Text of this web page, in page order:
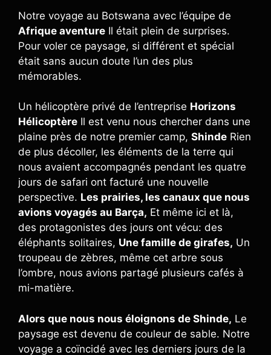
Notre voyage au Botswana avec l’équipe de
Afrique aventure Il était plein de surprises.
Pour voler ce paysage, si différent et spécial
était sans aucun doute l’un des plus
mémorables.
Un hélicoptère privé de l’entreprise Horizons
Hélicoptère Il est venu nous chercher dans une
plaine près de notre premier camp, Shinde Rien
de plus décoller, les éléments de la terre qui
nous avaient accompagnés pendant les quatre
jours de safari ont facturé une nouvelle
perspective. Les prairies, les canaux que nous
avions voyagés au Barça, Et même ici et là,
des protagonistes des jours ont vécu: des
éléphants solitaires, Une famille de girafes, Un
troupeau de zèbres, même cet arbre sous
l’ombre, nous avions partagé plusieurs cafés à
mi-matière.
Alors que nous nous éloignons de Shinde, Le
paysage est devenu de couleur de sable. Notre
voyage a coïncidé avec les derniers jours de la